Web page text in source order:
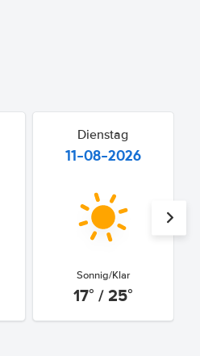
Dienstag
11-08-2026
Sonnig/Klar
17° / 25°